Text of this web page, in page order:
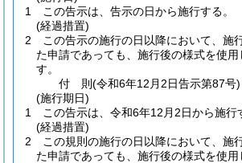
1
この告示は、告示の日から施行する。
(経過措置)
2
この告示の施行の日以降において、施
た申請であっても、施行後の様式を使
す。
付 則(令和6年12月2日告示第87号)
(施行期日)
1
この告示は、令和6年12月2日から施行
(経過措置)
2
この規則の施行の日以降において、施
た申請であっても、施行後の様式を使